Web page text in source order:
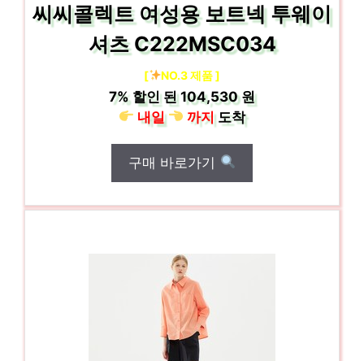
씨씨콜렉트 여성용 보트넥 투웨이
셔츠 C222MSC034
[ NO.3 제품 ]
7% 할인 된104,530 원
내일
까지도착
구매 바로가기